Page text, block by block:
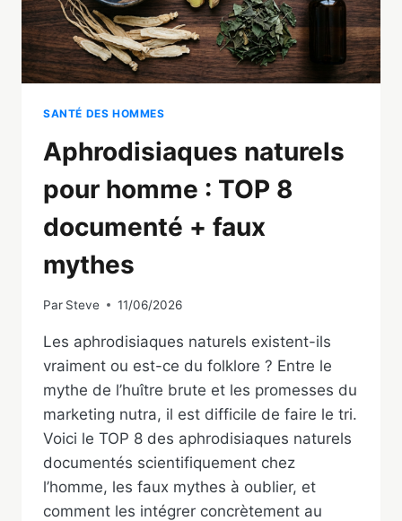
SANTÉ DES HOMMES
Aphrodisiaques naturels
pour homme : TOP 8
documenté + faux
mythes
Par Steve 11/06/2026
Les aphrodisiaques naturels existent-ils
vraiment ou est-ce du folklore ? Entre le
mythe de l’huître brute et les promesses du
marketing nutra, il est difficile de faire le tri.
Voici le TOP 8 des aphrodisiaques naturels
documentés scientifiquement chez
l’homme, les faux mythes à oublier, et
comment les intégrer concrètement au